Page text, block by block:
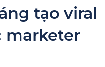
tạo viral
marketer